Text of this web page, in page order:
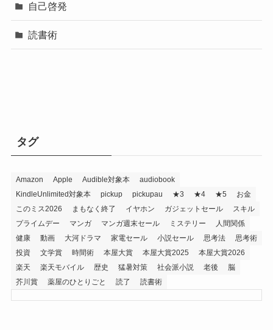
自己啓発
読書術
タグ
Amazon Apple Audible対象本
audiobook
KindleUnlimited対象本
pickup pickupau ★3 ★4 ★5
お金
このミス2026
まもなく終了 イヤホン ガジェットセール
スキル
プライムデー
マンガ マンガ週末セール ミステリー
人間関係
健康
動画 大河ドラマ 家電セール 小説セール 思考法
思考術
投資
文学賞 時間術 本屋大賞 本屋大賞2025
本屋大賞2026
楽天
楽天モバイル 歴史 猛暑対策 社会派小説 老後
脳
芥川賞
薬屋のひとりごと 読了 読書術